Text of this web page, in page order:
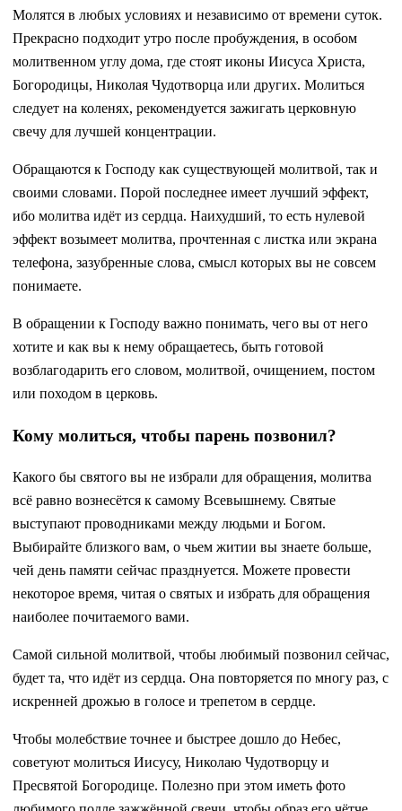
Молятся в любых условиях и независимо от времени суток.
Прекрасно подходит утро после пробуждения, в особом
молитвенном углу дома, где стоят иконы Иисуса Христа,
Богородицы, Николая Чудотворца или других. Молиться
следует на коленях, рекомендуется зажигать церковную
свечу для лучшей концентрации.
Обращаются к Господу как существующей молитвой, так и
своими словами. Порой последнее имеет лучший эффект,
ибо молитва идёт из сердца. Наихудший, то есть нулевой
эффект возымеет молитва, прочтенная с листка или экрана
телефона, зазубренные слова, смысл которых вы не совсем
понимаете.
В обращении к Господу важно понимать, чего вы от него
хотите и как вы к нему обращаетесь, быть готовой
возблагодарить его словом, молитвой, очищением, постом
или походом в церковь.
Кому молиться, чтобы парень позвонил?
Какого бы святого вы не избрали для обращения, молитва
всё равно вознесётся к самому Всевышнему. Святые
выступают проводниками между людьми и Богом.
Выбирайте близкого вам, о чьем житии вы знаете больше,
чей день памяти сейчас празднуется. Можете провести
некоторое время, читая о святых и избрать для обращения
наиболее почитаемого вами.
Самой сильной молитвой, чтобы любимый позвонил сейчас,
будет та, что идёт из сердца. Она повторяется по многу раз, с
искренней дрожью в голосе и трепетом в сердце.
Чтобы молебствие точнее и быстрее дошло до Небес,
советуют молиться Иисусу, Николаю Чудотворцу и
Пресвятой Богородице. Полезно при этом иметь фото